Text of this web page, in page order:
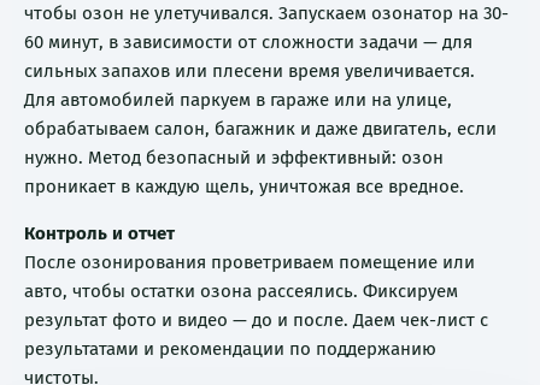
чтобы озон не улетучивался. Запускаем озонатор на 30-
60 минут, в зависимости от сложности задачи — для
сильных запахов или плесени время увеличивается.
Для автомобилей паркуем в гараже или на улице,
обрабатываем салон, багажник и даже двигатель, если
нужно. Метод безопасный и эффективный: озон
проникает в каждую щель, уничтожая все вредное.
Контроль и отчет
После озонирования проветриваем помещение или
авто, чтобы остатки озона рассеялись. Фиксируем
результат фото и видео — до и после. Даем чек-лист с
результатами и рекомендации по поддержанию
чистоты.